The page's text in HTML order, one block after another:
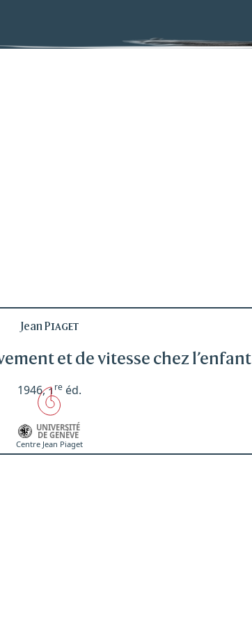
et de vitesse chez l’enfant
Jean Piaget
et de vitesse chez l’enfant
1946,1 reéd.
UNIVERSITÉ
DE GENÈVE
Centre Jean Piaget